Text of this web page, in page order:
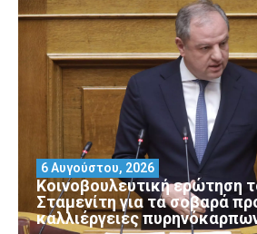
Κοινοβουλευτική ερώτηση
Σταμενίτη για τα σοβαρά
καλλιέργειες
6 Αυγούστου, 2026